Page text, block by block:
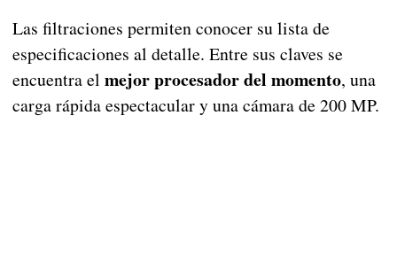
Las filtraciones permiten conocer su lista de
especificaciones al detalle. Entre sus claves se
encuentra el mejor procesador del momento, una
carga rápida espectacular y una cámara de 200 MP.